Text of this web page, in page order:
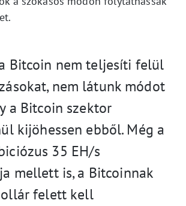
Bitcoin nem teljesíti felül
nem látunk módot
a Bitcoin szektor
kijöhessen ebből. Még a
35 EH/s
mellett is, a Bitcoinnak
felett kell